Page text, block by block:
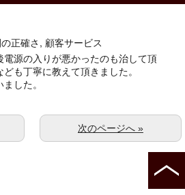
正確さ, 顧客サービス
源の入りが悪かったのも治して頂
も丁寧に教えて頂きました。
した。
次のページへ »